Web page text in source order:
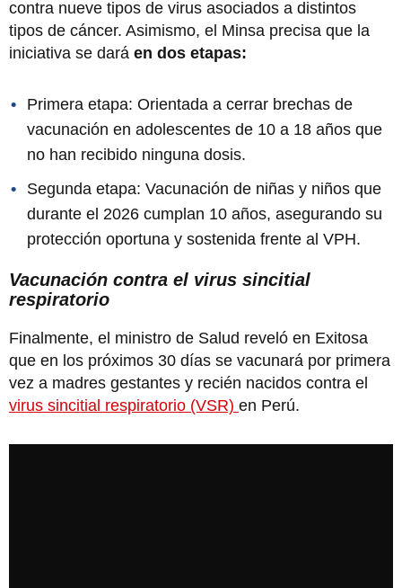
contra nueve tipos de virus asociados a distintos
tipos de cáncer. Asimismo, el Minsa precisa que la
iniciativa se dará en dos etapas:
Primera etapa: Orientada a cerrar brechas de
vacunación en adolescentes de 10 a 18 años que
no han recibido ninguna dosis.
Segunda etapa: Vacunación de niñas y niños que
durante el 2026 cumplan 10 años, asegurando su
protección oportuna y sostenida frente al VPH.
Vacunación contra el virus sincitial
respiratorio
Finalmente, el ministro de Salud reveló en Exitosa
que en los próximos 30 días se vacunará por primera
vez a madres gestantes y recién nacidos contra el
virus sincitial respiratorio (VSR) en Perú.